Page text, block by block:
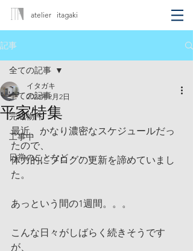
atelier itagaki
記事
全ての記事
完成物件
工事中
日常のことなど・・・
全ての記事
平家特集
イタガキ
2023年2月2日
最近、かなり濃密なスケジュールだっ
たので、
体力的にブログの更新を諦めていまし
た。
あっという間の1週間。。。
こんな日々がしばらく続きそうです
が、